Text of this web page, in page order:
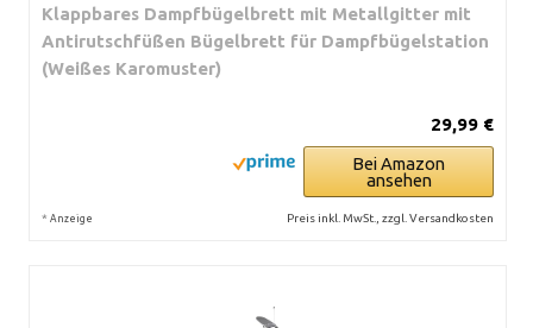
Klappbares Dampfbügelbrett mit Metallgitter mit
Antirutschfüßen Bügelbrett für Dampfbügelstation
(Weißes Karomuster)
29,99 €
Bei Amazon
ansehen
* Anzeige Preis inkl. MwSt., zzgl. Versandkosten